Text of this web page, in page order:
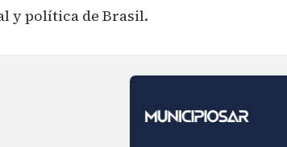
y política de Brasil.